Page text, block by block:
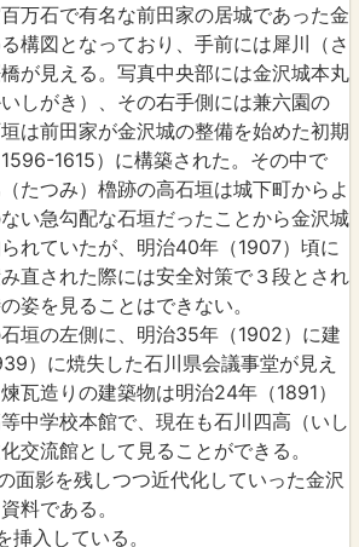
万石で有名な前田家の居城であった金
構図となっており、手前には犀川（さ
が見える。写真中央部には金沢城本丸
しがき）、その右手側には兼六園の
は前田家が金沢城の整備を始めた初期
1615）に構築された。その中で
たつみ）櫓跡の高石垣は城下町からよ
い急勾配な石垣だったことから金沢城
れていたが、明治40年（1907）頃に
直された際には安全対策で３段とされ
姿を見ることはできない。
垣の左側に、明治35年（1902）に建
）に焼失した石川県会議事堂が見え
瓦造りの建築物は明治24年（1891）
中学校本館で、現在も石川四高（いし
交流館として見ることができる。
面影を残しつつ近代化していった金沢
料である。
入している。